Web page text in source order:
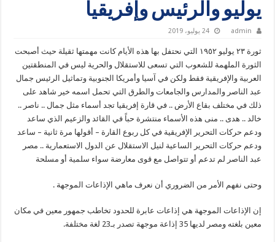
يوليو والرئيس وإفريقيا
admin 24 يوليو، 2019
ثورة ٢٣ يوليو ١٩٥٢ التي نحتفل بها هذه الأيام كانت مهمتها ثقيلة حيث أصبحت
الثورة الملهمة للشعوب التي تسعى للاستقلال والحرية ليس في المنطقتين
العربية والإفريقية فقط ولكن في آسيا وأمريكا الجنوبية وتماثيل الرئيس جمال
عبد الناصر والمدارس والجامعات والطرق التي تحمل اسمه خير شاهد على
ذلك في مختلف بقاع الأرض .. في قارة إفريقيا تجد أسماء مثل جمال .. ناصر ..
خالد .. هدى .. منى هذه الأسماء منتشرة حباً في القائد والزعيم الذي ساعد
ودعم حركات التحرير الإفريقية في كل ربوع القارة – أقولها مرة ثانية – ساعد
ودعم حركات التحرير الساعية لنيل الاستقلال عن الدول الاستعمارية .. مصر
عبد الناصر لم تدعم أو تتواصل مع قوى معارضة سواء سلمية أو مسلحة
وحتى نفهم الأمر من الضروري أن نعرف ماهي الإذاعات الموجهة .
إن الإذاعات الموجهة هي إذاعات عابرة للحدود تخاطب جمهور معين في مكان
معين بلغته ومصر لديها 35 إذاعة موجهة تصدر بـ23 لغة مختلفة.